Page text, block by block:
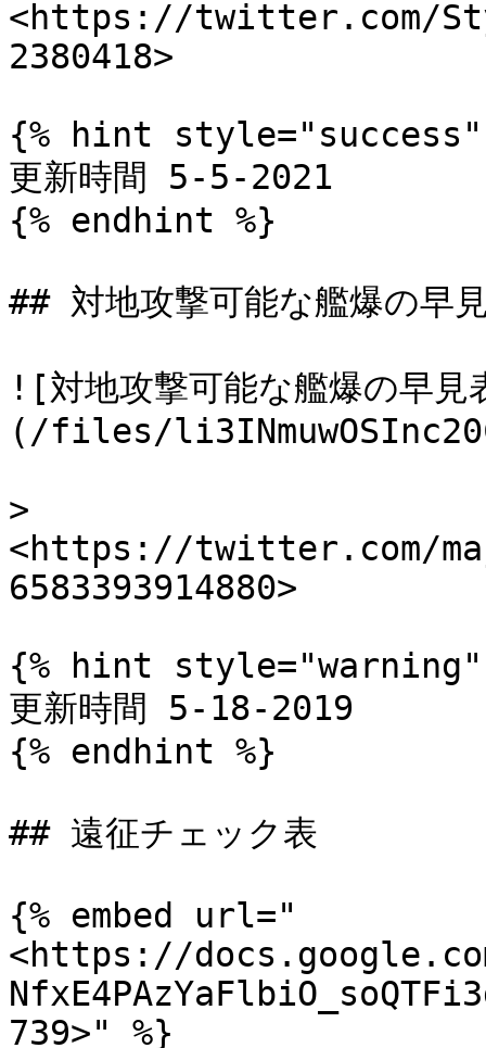
<https://twitter.com/
2380418>
{% hint style="success"
更新時間 5-5-2021
{% endhint %}
## 対地攻撃可能な艦爆の早
![対地攻撃可能な艦爆の早見
(/files/
>
<https://twitter.com/
6583393914880>
{% hint style="warning"
更新時間 5-18-2019
{% endhint %}
## 遠征チェック表
{% embed url="
<https://
739>" %}